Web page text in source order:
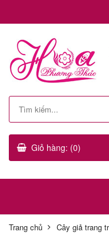
Giỏ hàng: (0)
Trang chủ Cây giả trang